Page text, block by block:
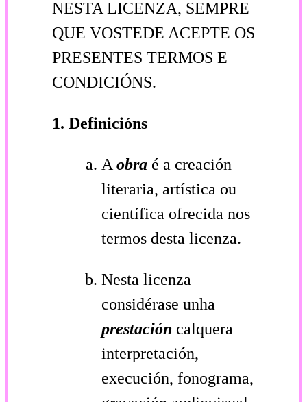
NESTA LICENZA, SEMPRE
QUE VOSTEDE ACEPTE OS
PRESENTES TERMOS E
CONDICIÓNS.
1. Definicións
A obra é a creación
literaria, artística ou
científica ofrecida nos
termos desta licenza.
Nesta licenza
considérase unha
prestación calquera
interpretación,
execución, fonograma,